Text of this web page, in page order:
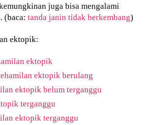
juga bisa mengalami
(baca:tanda janin tidak berkembang)
ektopik:
ektopik
ektopik berulang
ektopik belum terganggu
terganggu
ektopik terganggu